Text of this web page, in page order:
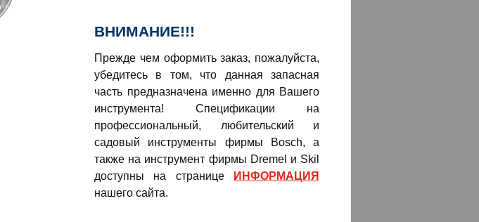
ВНИМАНИЕ!!!
Прежде чем оформить заказ, пожалуйста,
убедитесь в том, что данная запасная
часть предназначена именно для Вашего
инструмента! Спецификации на
профессиональный, любительский и
садовый инструменты фирмы Bosch, а
также на инструмент фирмы Dremel и Skil
доступны на странице
ИНФОРМАЦИЯ
нашего сайта.